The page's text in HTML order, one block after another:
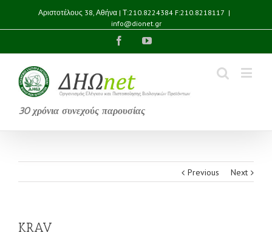
Αριστοτέλους 38, Αθήνα | Τ:210.8224384 F:210.8218117 |
info@dionet.gr
FacebookYouTube
30 χρόνια συνεχούς παρουσίας
Previous Next
KRAV